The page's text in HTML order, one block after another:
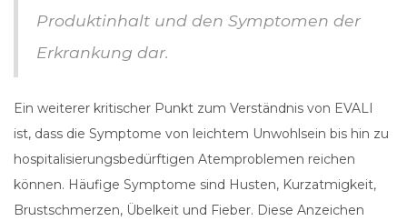
Produktinhalt und den Symptomen der
Erkrankung dar.
Ein weiterer kritischer Punkt zum Verständnis von EVALI
ist, dass die Symptome von leichtem Unwohlsein bis hin zu
hospitalisierungsbedürftigen Atemproblemen reichen
können. Häufige Symptome sind Husten, Kurzatmigkeit,
Brustschmerzen, Übelkeit und Fieber. Diese Anzeichen